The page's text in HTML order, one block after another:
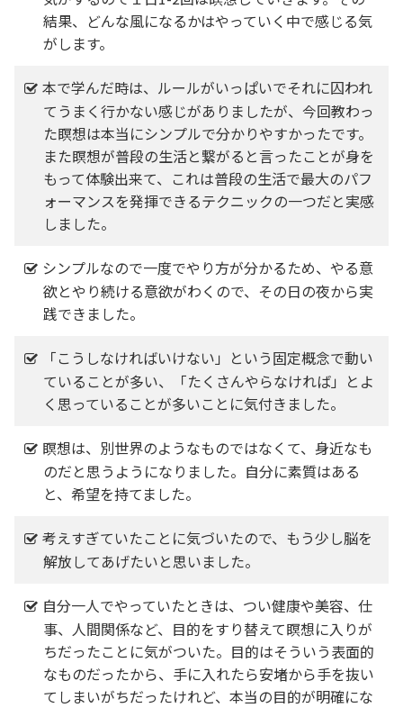
結果、どんな風になるかはやっていく中で感じる気
がします。
本で学んだ時は、ルールがいっぱいでそれに囚われ
てうまく行かない感じがありましたが、今回教わっ
た瞑想は本当にシンプルで分かりやすかったです。
また瞑想が普段の生活と繋がると言ったことが身を
もって体験出来て、これは普段の生活で最大のパフ
ォーマンスを発揮できるテクニックの一つだと実感
しました。
シンプルなので一度でやり方が分かるため、やる意
欲とやり続ける意欲がわくので、その日の夜から実
践できました。
「こうしなければいけない」という固定概念で動い
ていることが多い、「たくさんやらなければ」とよ
く思っていることが多いことに気付きました。
瞑想は、別世界のようなものではなくて、身近なも
のだと思うようになりました。自分に素質はある
と、希望を持てました。
考えすぎていたことに気づいたので、もう少し脳を
解放してあげたいと思いました。
自分一人でやっていたときは、つい健康や美容、仕
事、人間関係など、目的をすり替えて瞑想に入りが
ちだったことに気がついた。目的はそういう表面的
なものだったから、手に入れたら安堵から手を抜い
てしまいがちだったけれど、本当の目的が明確にな